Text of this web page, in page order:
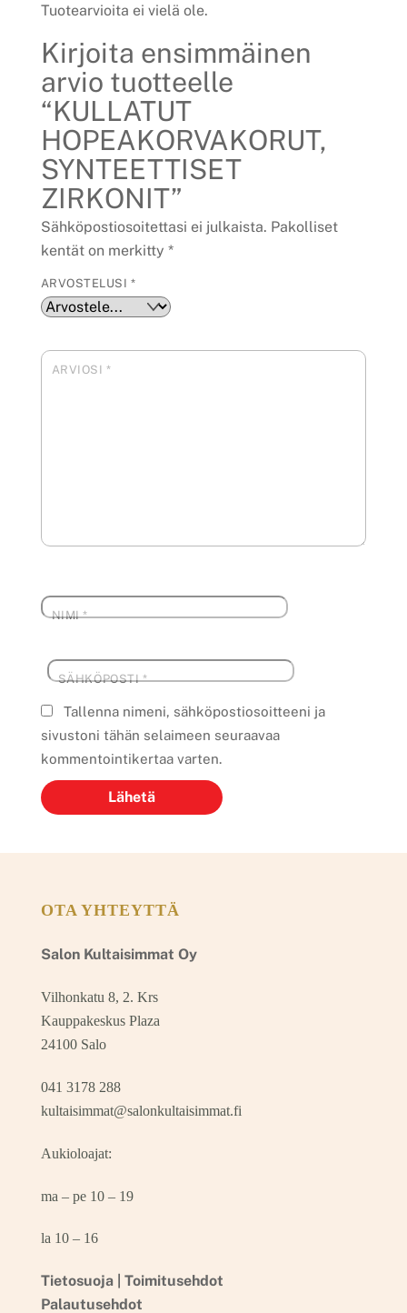
Tuotearvioita ei vielä ole.
Kirjoita ensimmäinen
arvio tuotteelle
“KULLATUT
HOPEAKORVAKORUT,
SYNTEETTISET
ZIRKONIT”
Sähköpostiosoitettasi ei julkaista. Pakolliset
kentät on merkitty *
ARVOSTELUSI *
ARVIOSI *
NIMI*
SÄHKÖPOSTI*
Tallenna nimeni, sähköpostiosoitteeni ja
sivustoni tähän selaimeen seuraavaa
kommentointikertaa varten.
OTA YHTEYTTÄ
Salon Kultaisimmat Oy
Vilhonkatu 8, 2. Krs
Kauppakeskus Plaza
24100 Salo
041 3178 288
kultaisimmat@salonkultaisimmat.fi
Aukioloajat:
ma – pe 10 – 19
la 10 – 16
Tietosuoja | Toimitusehdot
Palautusehdot